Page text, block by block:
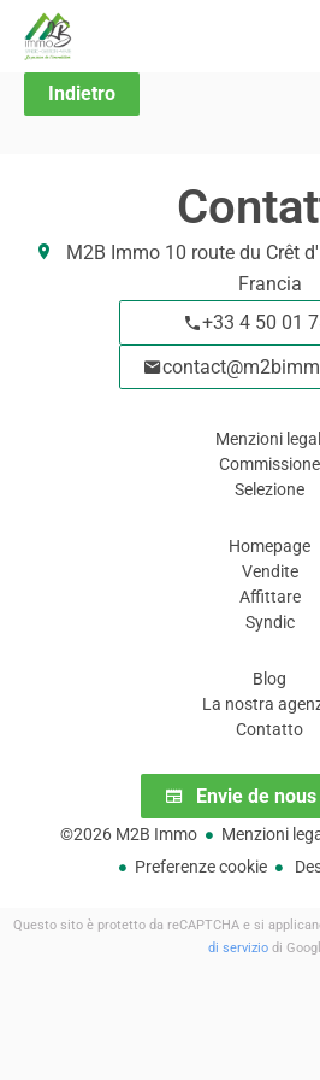
Indietro
M2B Immo10 route du Crêt
Francia
+33 4 50 01
Menzioni
Commissione
Selezione
Homepage
Vendite
Affittare
Syndic
Blog
La nostra
Contatto
Envie de
©2026 M2B Immo Menzioni
Preferenze cookie
Questo sito è protetto da reCAPTCHA e si
di serviziodi